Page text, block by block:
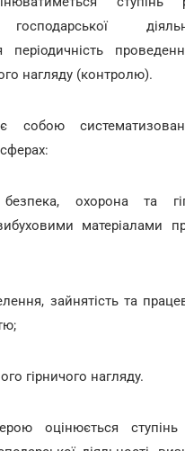
господарської
періодичність
нагляду (контролю).
собою
охорона та
матеріалами
зайнятість та
гірничого нагляду.
оцінюється ступінь